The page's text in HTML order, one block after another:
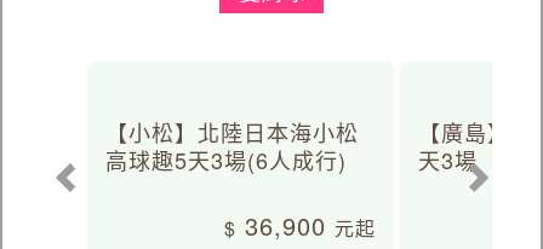
【小松】北陸日本海小松
高球趣5天3場(6人成行)
36,900
【廣島】
天3場